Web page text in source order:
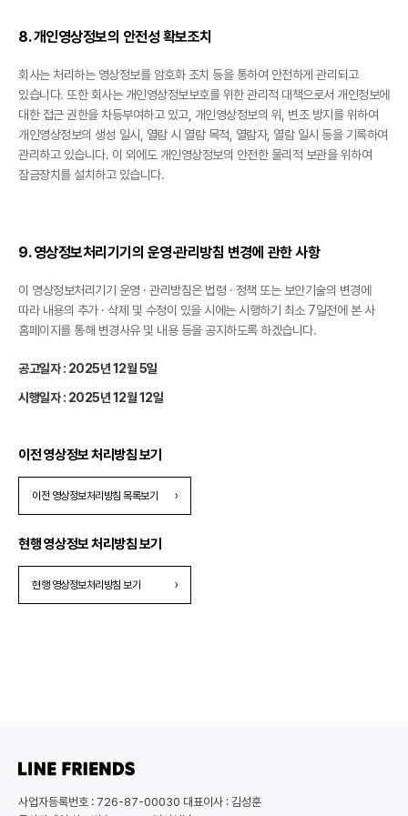
8. 개인영상정보의 안전성 확보조치
회사는 처리하는 영상정보를 암호화 조치 등을 통하여 안전하게 관리되고
있습니다. 또한 회사는 개인영상정보보호를 위한 관리적 대책으로서 개인정보에
대한 접근 권한을 차등부여하고 있고, 개인영상정보의 위, 변조 방지를 위하여
개인영상정보의 생성 일시, 열람 시 열람 목적, 열람자, 열람 일시 등을 기록하여
관리하고 있습니다. 이 외에도 개인영상정보의 안전한 물리적 보관을 위하여
잠금장치를 설치하고 있습니다.
9. 영상정보처리기기의 운영·관리방침 변경에 관한 사항
이 영상정보처리기기 운영 · 관리방침은 법령 · 정책 또는 보안기술의 변경에
따라 내용의 추가 · 삭제 및 수정이 있을 시에는 시행하기 최소 7일전에 본 사
홈페이지를 통해 변경사유 및 내용 등을 공지하도록 하겠습니다.
공고일자 : 2025년 12월 5일
시행일자 : 2025년 12월 12일
이전 영상정보 처리방침 보기
이전 영상정보처리방침 목록보기 ›
현행 영상정보 처리방침 보기
현행 영상정보처리방침 보기 ›
사업자등록번호 : 726-87-00030 대표이사 : 김성훈